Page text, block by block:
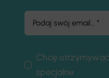
Chcę
specjalne